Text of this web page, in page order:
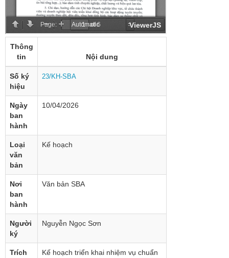
Thông
tin
Nội dung
Số ký
hiệu
23/KH-SBA
Ngày
ban
hành
10/04/2026
Loại
văn
bản
Kế hoạch
Nơi
ban
hành
Văn bản SBA
Người
ký
Nguyễn Ngọc Sơn
Trích
Kế hoạch triển khai nhiệm vụ chuẩn